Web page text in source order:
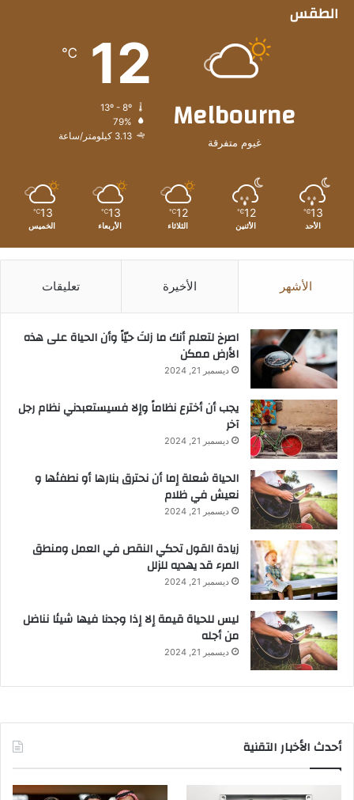
الطقس
Melbourne
غيوم متفرقة
12
℃
79%
3.13 كيلومتر/ساعة
13
℃
الأحد
12
℃
الأثنين
12
℃
الثلاثاء
13
℃
الأربعاء
13
℃
الخميس
الأشهر الأخيرة تعليقات
‫اصرخ لتعلم أنك ما زلتَ حيّاً وأن الحياة على هذه
الأرض ممكن
ديسمبر 21, 2024
يجب أن أخترع نظاماً وإلا فسيستعبدني نظام رجل
آخر
ديسمبر 21, 2024
الحياة شعلة إما أن نحترق بنارها أو نطفئها و
نعيش في ظلام
ديسمبر 21, 2024
زيادة القول تحكي النقص في العمل ومنطق
المرء قد يهديه للزلل
ديسمبر 21, 2024
ليس للحياة قيمة إلا إذا وجدنا فيها شيئا نناضل
من أجله
ديسمبر 21, 2024
أحدث الأخبار التقنية